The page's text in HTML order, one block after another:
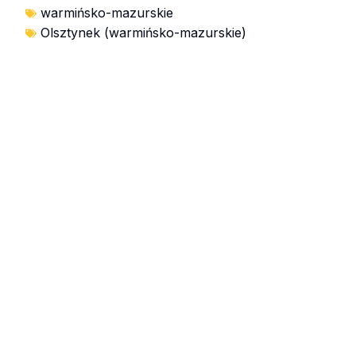
warmińsko-mazurskie
Olsztynek (warmińsko-mazurskie)